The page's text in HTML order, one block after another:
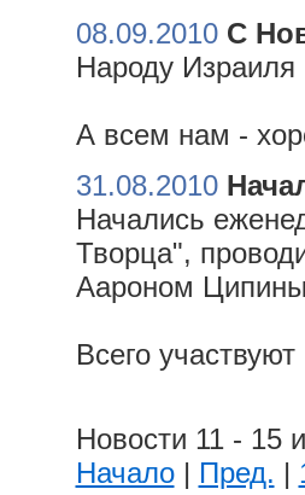
08.09.2010 С
Народу Израиля
А всем нам -
31.08.2010
Начались
Творца",
Аароном
Всего
Новости 11 - 15
Начало| Пред. |